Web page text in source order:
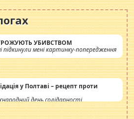
УБИВСТВОМ
підкинули мені картинку-попередження
у Полтаві – рецепт проти
день солідарності